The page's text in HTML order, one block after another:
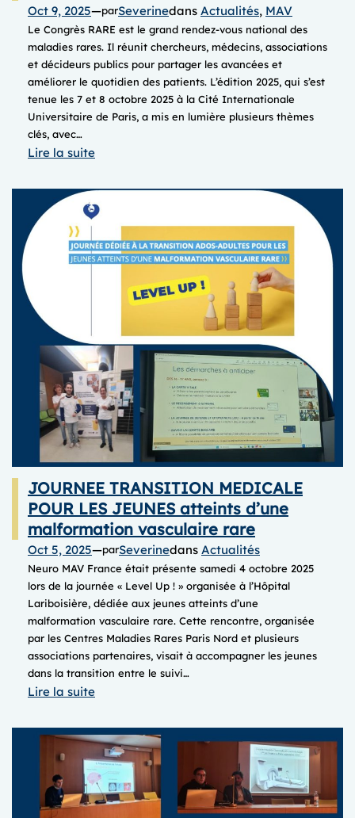
Oct 9, 2025—parSeverinedans Actualités, MAV
Le Congrès RARE est le grand rendez-vous national des
maladies rares. Il réunit chercheurs, médecins, associations
et décideurs publics pour partager les avancées et
améliorer le quotidien des patients. L’édition 2025, qui s’est
tenue les 7 et 8 octobre 2025 à la Cité Internationale
Universitaire de Paris, a mis en lumière plusieurs thèmes
clés, avec…
Lire la suite:
RARE
2025
JOURNEE TRANSITION MEDICALE
POUR LES JEUNES atteints d’une
malformation vasculaire rare
Oct 5, 2025—parSeverinedans Actualités
Neuro MAV France était présente samedi 4 octobre 2025
lors de la journée « Level Up ! » organisée à l’Hôpital
Lariboisière, dédiée aux jeunes atteints d’une
malformation vasculaire rare. Cette rencontre, organisée
par les Centres Maladies Rares Paris Nord et plusieurs
associations partenaires, visait à accompagner les jeunes
dans la transition entre le suivi…
Lire la suite:
TRANSITION
MEDICALE
POUR
LES
JEUNES